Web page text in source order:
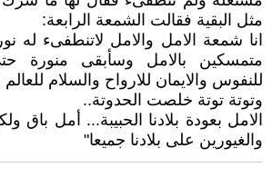
مثل البقية فقالت الشمعة الرابعة:
انا شمعة الامل والامل لاتنطفىء له
متمسكين بالامل وسأبقى منورة
للنفوس والايمان للارواح والسلام
وتوتة توتة خلصت الحدوتة..
الامل بعودة بلادنا الحبيبة... أمل باق
والغيورين على بلادنا جميعا"